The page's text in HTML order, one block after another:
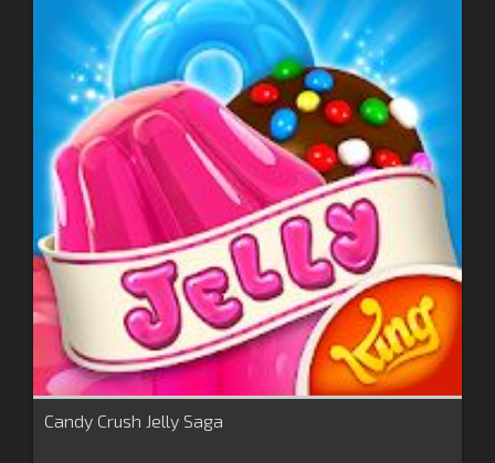
Candy Crush Jelly Saga